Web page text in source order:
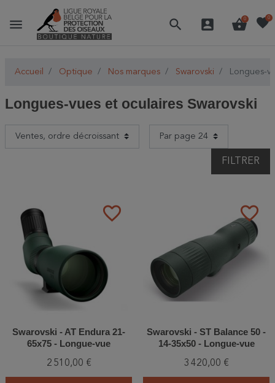
menu search account_box shopping_basket
0 favorite0
Accueil Optique Nos marques Swarovski Longues-
Longues-vues et oculaires Swarovski
FILTRER
favorite_border
Swarovski - AT Endura 21-
65x75 - Longue-vue
2 510,00 €
favorite_border
Swarovski - ST Balance 50 -
14-35x50 - Longue-vue
3 420,00 €